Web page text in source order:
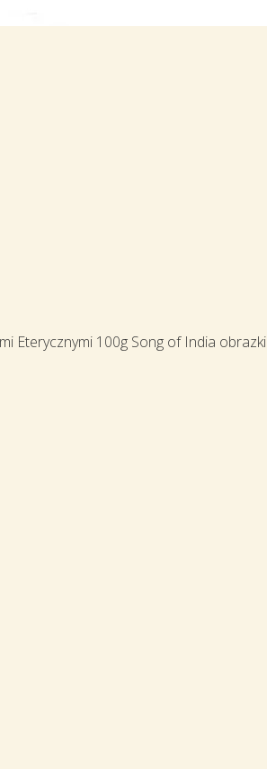
Eterycznymi 100g Song of India obrazki